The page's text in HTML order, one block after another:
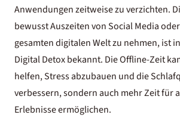
Anwendungen zeitweise zu verzichten.
bewusst Auszeiten von Social Media
gesamten digitalen Welt zu nehmen, ist
Digital Detox bekannt. Die Offline-Zeit
helfen, Stress abzubauen und die
verbessern, sondern auch mehr Zeit für
Erlebnisse ermöglichen.